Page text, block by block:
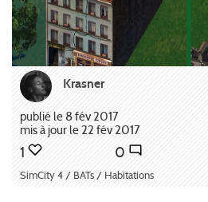
Krasner
publié le 8 fév 2017
mis à jour le 22 fév 2017
1 0
SimCity 4 / BATs / Habitations